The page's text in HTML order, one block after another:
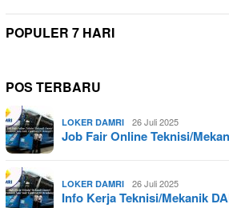
POPULER 7 HARI
POS TERBARU
LOKER DAMRI 26 Juli 2025
Job Fair Online Teknisi/
LOKER DAMRI 26 Juli 2025
Info Kerja Teknisi/Mekanik